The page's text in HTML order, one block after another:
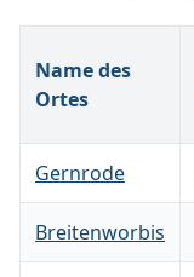
Name des
Ortes
Gernrode
Breitenworbis